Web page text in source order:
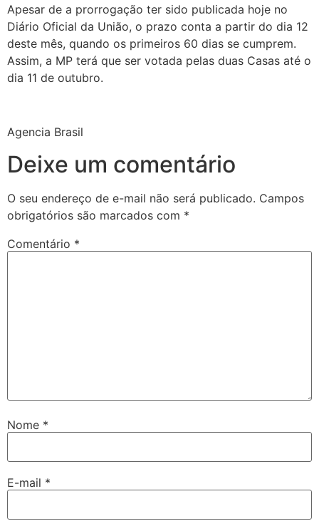
Apesar de a prorrogação ter sido publicada hoje no
Diário Oficial da União, o prazo conta a partir do dia 12
deste mês, quando os primeiros 60 dias se cumprem.
Assim, a MP terá que ser votada pelas duas Casas até o
dia 11 de outubro.
Agencia Brasil
Deixe um comentário
O seu endereço de e-mail não será publicado. Campos
obrigatórios são marcados com *
Comentário *
Nome *
E-mail *